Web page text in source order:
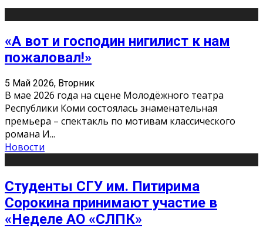
«А вот и господин нигилист к нам
пожаловал!»
5 Май 2026, Вторник
В мае 2026 года на сцене Молодёжного театра
Республики Коми состоялась знаменательная
премьера – спектакль по мотивам классического
романа И...
Новости
Студенты СГУ им. Питирима
Сорокина принимают участие в
«Неделе АО «СЛПК»